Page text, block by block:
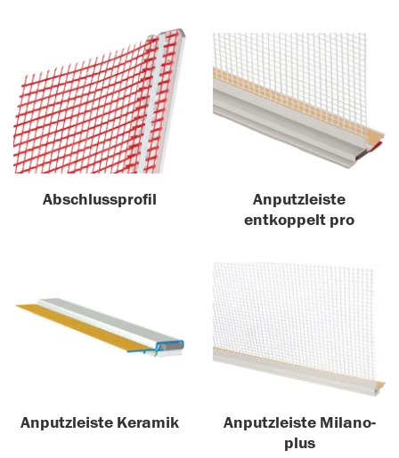
Abschlussprofil
Anputzleiste
entkoppelt pro
Anputzleiste Keramik
Anputzleiste Milano-
plus